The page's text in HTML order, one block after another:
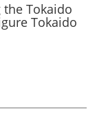
the Tokaido
Tokaido